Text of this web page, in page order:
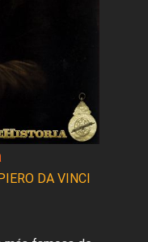
DA VINCI